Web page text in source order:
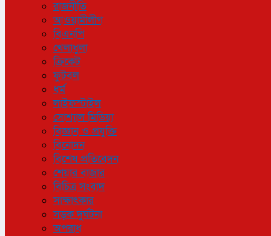
রাজনীতি
আওয়ামীলীগ
বিএনপি
খেলাধুলা
ক্রিকেট
ফুটবল
ধর্ম
লাইফস্টাইল
সোশ্যাল মিডিয়া
বিজ্ঞান ও প্রযুক্তি
বিনোদন
বিশেষ প্রতিবেদন
শেয়ার বাজার
বিচিত্র সংবাদ
সাক্ষাৎকার
সড়ক দুর্ঘটনা
অপরাধ